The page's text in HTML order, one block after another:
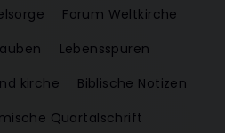
Forum Weltkirche
Lebensspuren
kirche
Biblische Notizen
Quartalschrift